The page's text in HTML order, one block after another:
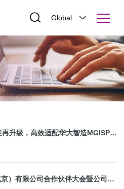
Global
NGS文库制备方案再升级，高效适配华大智造MGISP-960系统
天根生化科技（北京）有限公司合作伙伴大会暨公司成立20周年庆典圆满落幕